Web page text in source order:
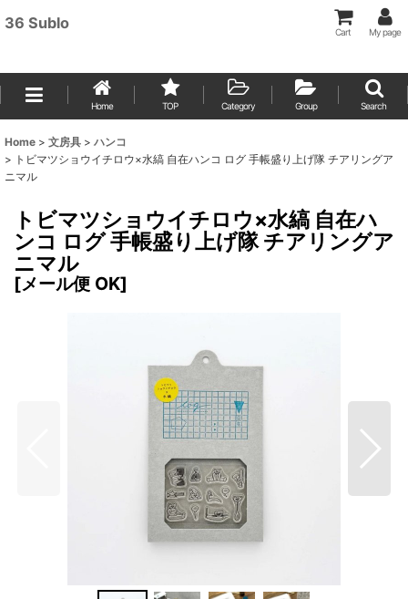
36 Sublo
Cart My page
Home TOP Category Group Search
Home > 文房具 > ハンコ
> トビマツショウイチロウ×水縞 自在ハンコ ログ 手帳盛り上げ隊 チアリングア
ニマル
トビマツショウイチロウ×水縞 自在ハ
ンコ ログ 手帳盛り上げ隊 チアリングア
ニマル
[メール便 OK]